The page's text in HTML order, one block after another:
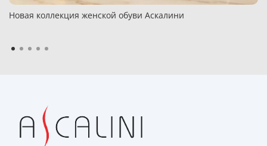
Новая коллекция женской обуви Аскалини